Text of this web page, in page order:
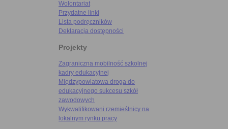
Wolontariat
Przydatne linki
Lista podręczników
Deklaracja dostępności
Projekty
Zagraniczna mobilność szkolnej
kadry edukacyjnej
Międzypowiatowa droga do
edukacyjnego sukcesu szkół
zawodowych
Wykwalifikowani rzemieślnicy na
lokalnym rynku pracy